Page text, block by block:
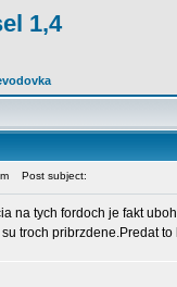
1,4
Post subject:
na tych fordoch je fakt
troch pribrzdene.Predat